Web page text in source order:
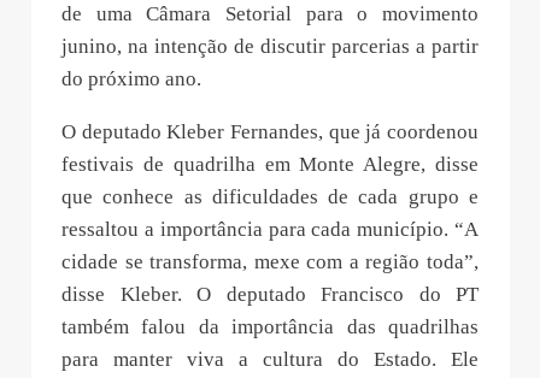
de uma Câmara Setorial para o movimento
junino, na intenção de discutir parcerias a partir
do próximo ano.
O deputado Kleber Fernandes, que já coordenou
festivais de quadrilha em Monte Alegre, disse
que conhece as dificuldades de cada grupo e
ressaltou a importância para cada município. “A
cidade se transforma, mexe com a região toda”,
disse Kleber. O deputado Francisco do PT
também falou da importância das quadrilhas
para manter viva a cultura do Estado. Ele